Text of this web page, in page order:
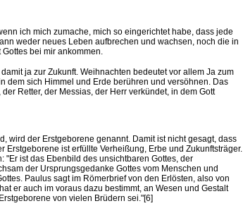
ich mich zumache, mich so eingerichtet habe, dass jede
weder neues Leben aufbrechen und wachsen, noch die in
bei mir ankommen.
ja zur Zukunft. Weihnachten bedeutet vor allem Ja zum
dem sich Himmel und Erde berühren und versöhnen. Das
Retter, der Messias, der Herr verkündet, in dem Gott
wird der Erstgeborene genannt. Damit ist nicht gesagt, dass
Erstgeborene ist erfüllte Verheißung, Erbe und Zukunftsträger.
"Er ist das Ebenbild des unsichtbaren Gottes, der
der Ursprungsgedanke Gottes vom Menschen und
Paulus sagt im Römerbrief von den Erlösten, also von
er auch im voraus dazu bestimmt, an Wesen und Gestalt
von vielen Brüdern sei."[6]